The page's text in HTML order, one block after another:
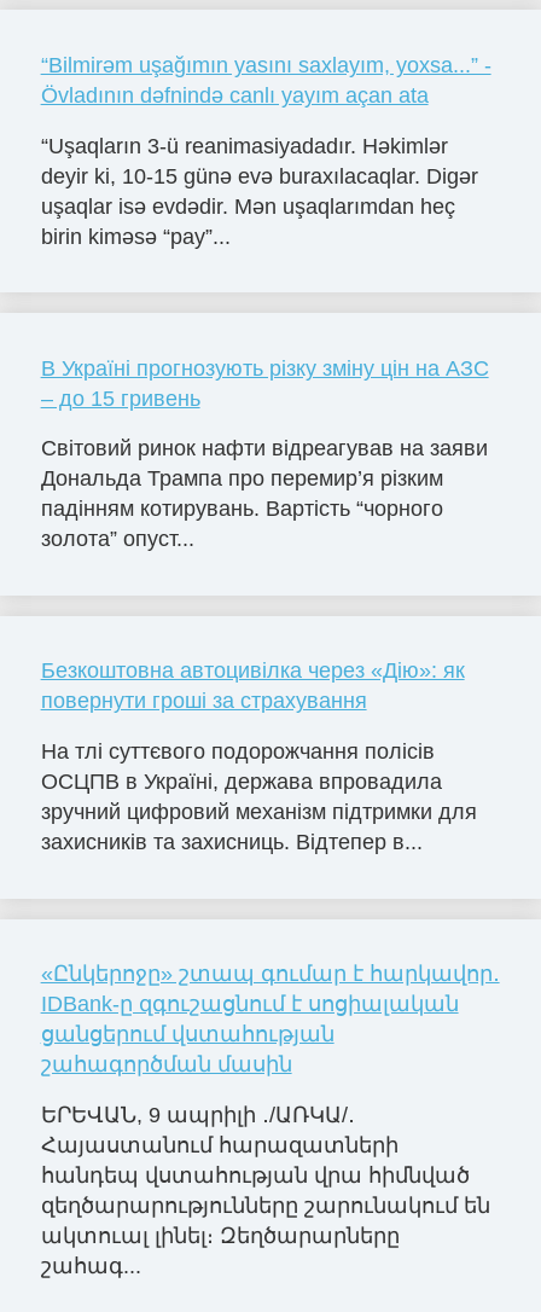
“Bilmirəm uşağımın yasını saxlayım, yoxsa...” -
Övladının dəfnində canlı yayım açan ata
“Uşaqların 3-ü reanimasiyadadır. Həkimlər
deyir ki, 10-15 günə evə buraxılacaqlar. Digər
uşaqlar isə evdədir. Mən uşaqlarımdan heç
birin kiməsə “pay”...
В Україні прогнозують різку зміну цін на АЗС
– до 15 гривень
Світовий ринок нафти відреагував на заяви
Дональда Трампа про перемир’я різким
падінням котирувань. Вартість “чорного
золота” опуст...
Безкоштовна автоцивілка через «Дію»: як
повернути гроші за страхування
На тлі суттєвого подорожчання полісів
ОСЦПВ в Україні, держава впровадила
зручний цифровий механізм підтримки для
захисників та захисниць. Відтепер в...
«Ընկերոջը» շտապ գումար է հարկավոր․
IDBank-ը զգուշացնում է սոցիալական
ցանցերում վստահության
շահագործման մասին
ԵՐԵՎԱՆ, 9 ապրիլի ․/ԱՌԿԱ/․
Հայաստանում հարազատների
հանդեպ վստահության վրա հիմնված
զեղծարարությունները շարունակում են
ակտուալ լինել։ Զեղծարարները
շահագ...